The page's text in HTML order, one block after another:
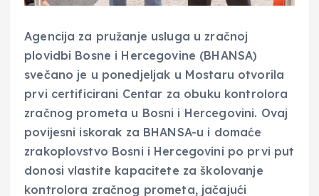
Agencija za pružanje usluga u zračnoj
plovidbi Bosne i Hercegovine (BHANSA)
svečano je u ponedjeljak u Mostaru otvorila
prvi certificirani Centar za obuku kontrolora
zračnog prometa u Bosni i Hercegovini. Ovaj
povijesni iskorak za BHANSA-u i domaće
zrakoplovstvo Bosni i Hercegovini po prvi put
donosi vlastite kapacitete za školovanje
kontrolora zračnog prometa, jačajući